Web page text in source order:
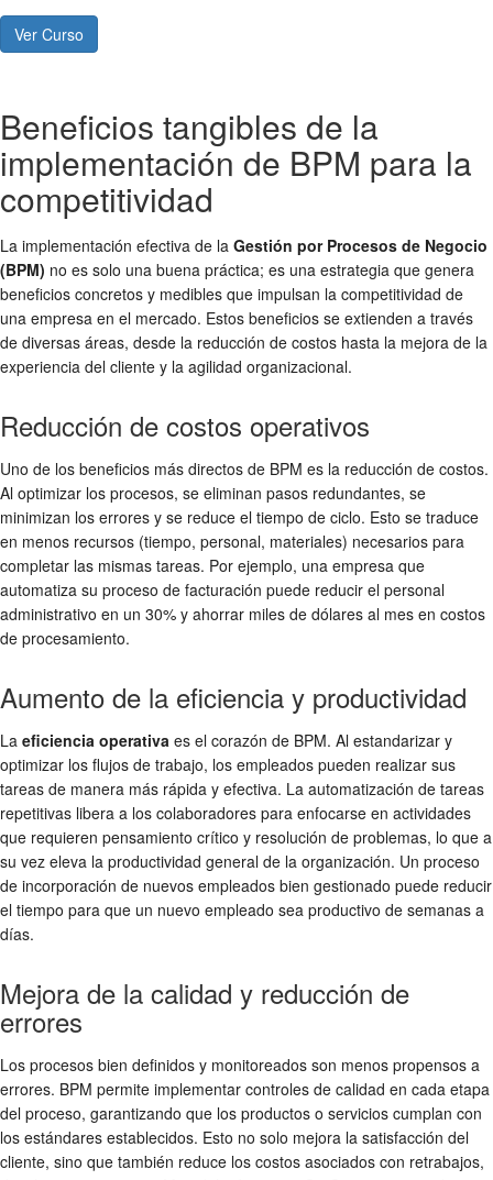
Ver Curso
Beneficios tangibles de la
implementación de BPM para la
competitividad
La implementación efectiva de la Gestión por Procesos de Negocio
(BPM) no es solo una buena práctica; es una estrategia que genera
beneficios concretos y medibles que impulsan la competitividad de
una empresa en el mercado. Estos beneficios se extienden a través
de diversas áreas, desde la reducción de costos hasta la mejora de la
experiencia del cliente y la agilidad organizacional.
Reducción de costos operativos
Uno de los beneficios más directos de BPM es la reducción de costos.
Al optimizar los procesos, se eliminan pasos redundantes, se
minimizan los errores y se reduce el tiempo de ciclo. Esto se traduce
en menos recursos (tiempo, personal, materiales) necesarios para
completar las mismas tareas. Por ejemplo, una empresa que
automatiza su proceso de facturación puede reducir el personal
administrativo en un 30% y ahorrar miles de dólares al mes en costos
de procesamiento.
Aumento de la eficiencia y productividad
La eficiencia operativa es el corazón de BPM. Al estandarizar y
optimizar los flujos de trabajo, los empleados pueden realizar sus
tareas de manera más rápida y efectiva. La automatización de tareas
repetitivas libera a los colaboradores para enfocarse en actividades
que requieren pensamiento crítico y resolución de problemas, lo que a
su vez eleva la productividad general de la organización. Un proceso
de incorporación de nuevos empleados bien gestionado puede reducir
el tiempo para que un nuevo empleado sea productivo de semanas a
días.
Mejora de la calidad y reducción de
errores
Los procesos bien definidos y monitoreados son menos propensos a
errores. BPM permite implementar controles de calidad en cada etapa
del proceso, garantizando que los productos o servicios cumplan con
los estándares establecidos. Esto no solo mejora la satisfacción del
cliente, sino que también reduce los costos asociados con retrabajos,